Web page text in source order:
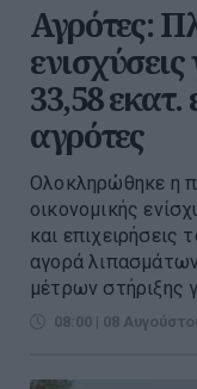
Αγρότες:
33,58
αγρότες
Ολοκληρώθηκε η
οικονομικής
και επιχειρήσεις
αγορά
μέτρων στήριξης
08:00 | 08